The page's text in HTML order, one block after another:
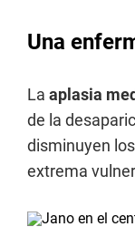
Una
La aplasia
de la
disminuyen
extrema